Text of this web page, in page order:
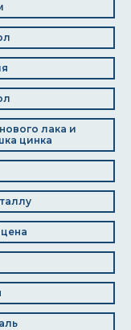
лака и
цинка